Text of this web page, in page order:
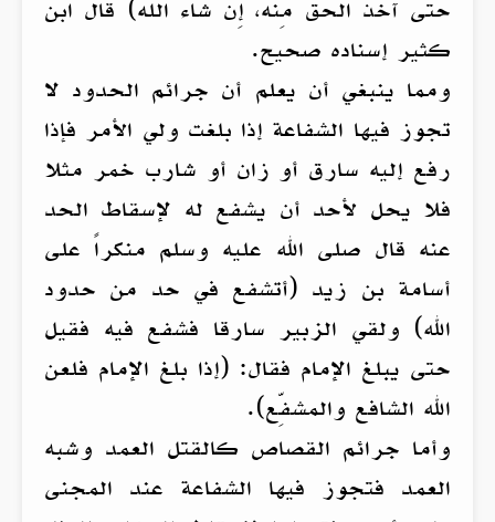
حَتَّى آخُذَ الْحَقَّ مِنْهُ، إِنْ شَاءَ اللَّهُ) قال ابن
كثير إسناده صحيح.
ومما ينبغي أن يعلم أن جرائم الحدود لا
تجوز فيها الشفاعة إذا بلغت ولي الأمر فإذا
رفع إليه سارق أو زان أو شارب خمر مثلا
فلا يحل لأحد أن يشفع له لإسقاط الحد
عنه قال صلى الله عليه وسلم منكراً على
أسامة بن زيد (أتشفع في حد من حدود
الله) ولقي الزبير سارقا فشفع فيه فقيل
حتى يبلغ الإمام فقال: (إذا بلغ الإمام فلعن
الله الشافع والمشفِّع).
وأما جرائم القصاص كالقتل العمد وشبه
العمد فتجوز فيها الشفاعة عند المجنى